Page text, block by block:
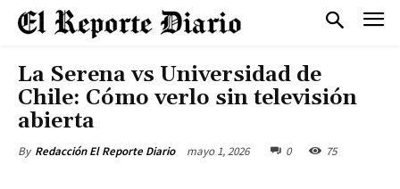
La Serena vs Universidad de
Chile: Cómo verlo sin televisión
abierta
By Redacción El Reporte Diario mayo 1, 2026 0 75